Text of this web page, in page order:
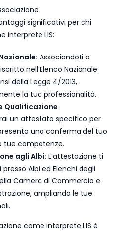
significativi per chi
interprete LIS:
Associandoti a
iscritto nell’Elenco Nazionale
della Legge 4/2013,
la tua professionalità.
Qualificazione
un attestato specifico per
una conferma del tuo
tue competenze.
agli Albi: L’attestazione ti
Albi ed Elenchi degli
Camera di Commercio e
ampliando le tue
come interprete LIS è